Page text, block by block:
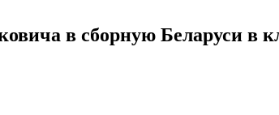
в сборную Беларуси в